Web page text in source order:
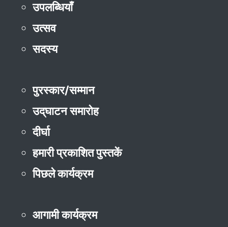
उपलब्धियाँ
उत्सव
सदस्य
पुरस्कार/सम्मान
उद्‌घाटन समारोह
दीर्घा
हमारी प्रकाशित पुस्तकें
पिछले कार्यक्रम
आगामी कार्यक्रम